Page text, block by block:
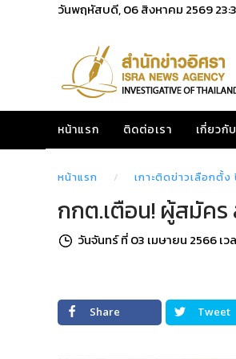
วันพฤหัสบดี, 06 สิงหาคม 2569
หน้าแรก ติดต่อเรา เกี่ยวกั
หน้าแรก เกาะติดข่าวเลือกตั้ง
กกต.เตือน! ผู้สมัคร
วันจันทร์ ที่ 03 เมษายน 2566 เวล
Share Tweet